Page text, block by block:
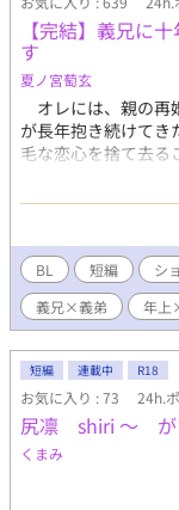
【完結】義兄に
す
夏ノ宮萄玄
オレには、親の再
が長年抱き続けて
毛な恋心を捨て去
桧理（かいり）に
社会人義兄と、つい
BL 短編 シ
義兄×義弟
年上
短編 連載中 R18
お気に入り : 73 24h.
尻凛 shiri 〜 が
くまみ